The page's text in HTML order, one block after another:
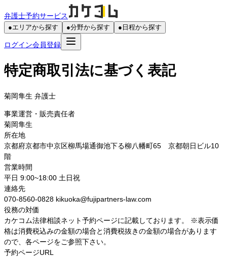
弁護士予約サービス
●エリアから探す ●分野から探す ● 日程から探す
ログイン会員登録
特定商取引法に基づく表記
菊岡隼生 弁護士
事業運営・販売責任者
菊岡隼生
所在地
京都府京都市中京区柳馬場通御池下る柳八幡町65 京都朝日ビル10
階
営業時間
平日 9:00~18:00 土日祝
連絡先
070-8560-0828 kikuoka@fujipartners-law.com
役務の対価
カケコム法律相談ネット予約ページに記載しております。 ※表示価
格は消費税込みの金額の場合と消費税抜きの金額の場合があります
ので、各ページをご参照下さい。
予約ページURL